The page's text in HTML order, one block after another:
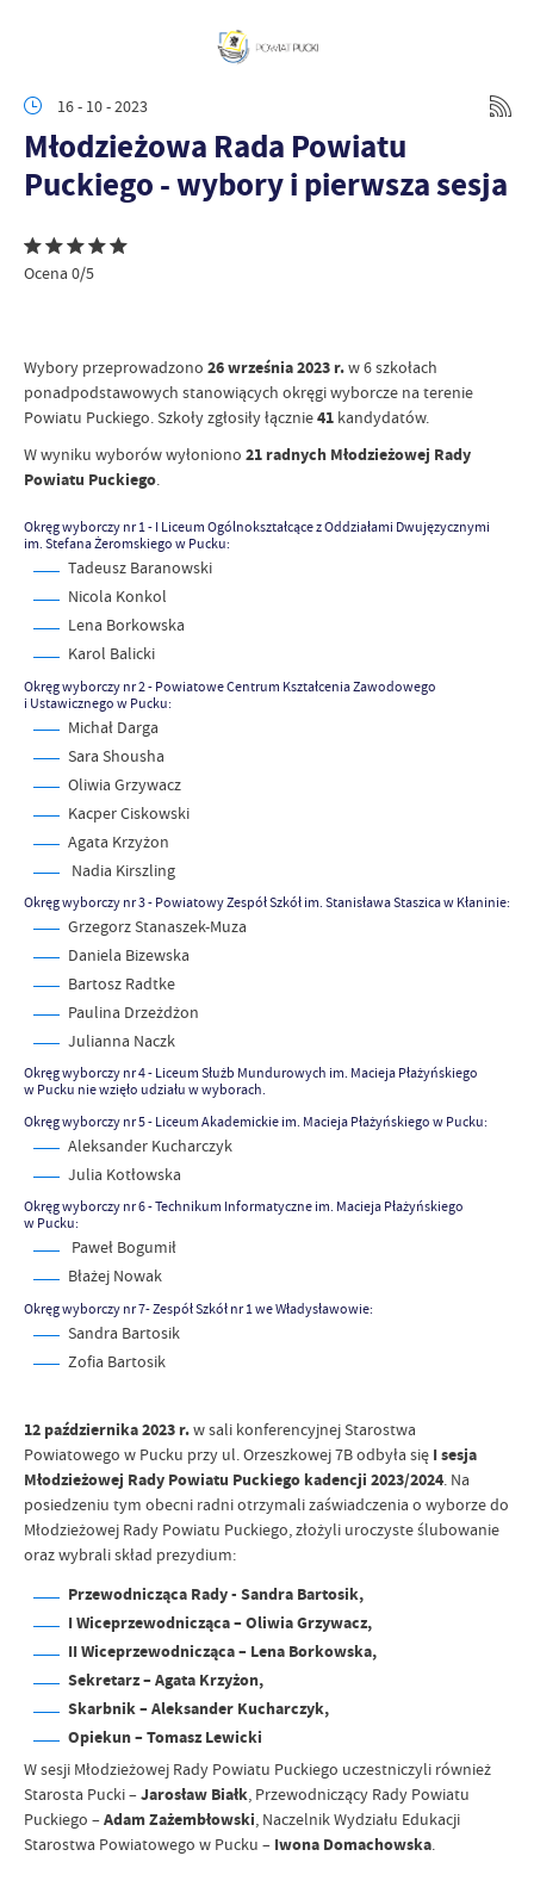
16 - 10 - 2023
Młodzieżowa Rada Powiatu
Puckiego - wybory i pierwsza sesja
Ocena 0/5
Wybory przeprowadzono 26 września 2023 r.w 6 szkołach
ponadpodstawowych stanowiących okręgi wyborcze na terenie
Powiatu Puckiego. Szkoły zgłosiły łącznie41 kandydatów.
W wyniku wyborów wyłoniono 21 radnych Młodzieżowej Rady
Powiatu Puckiego.
Okręg wyborczy nr 1 - I Liceum Ogólnokształcące z Oddziałami Dwujęzycznymi
im. Stefana Żeromskiego w Pucku:
Tadeusz Baranowski
Nicola Konkol
Lena Borkowska
Karol Balicki
Okręg wyborczy nr 2 - Powiatowe Centrum Kształcenia Zawodowego
i Ustawicznego w Pucku:
Michał Darga
Sara Shousha
Oliwia Grzywacz
Kacper Ciskowski
Agata Krzyżon
Nadia Kirszling
Okręg wyborczy nr 3 - Powiatowy Zespół Szkół im. Stanisława Staszica w Kłaninie:
Grzegorz Stanaszek-Muza
Daniela Bizewska
Bartosz Radtke
Paulina Drzeżdżon
Julianna Naczk
Okręg wyborczy nr 4 - Liceum Służb Mundurowych im. Macieja Płażyńskiego
w Pucku nie wzięło udziału w wyborach.
Okręg wyborczy nr 5 - Liceum Akademickie im. Macieja Płażyńskiego w Pucku:
Aleksander Kucharczyk
Julia Kotłowska
Okręg wyborczy nr 6 - Technikum Informatyczne im. Macieja Płażyńskiego
w Pucku:
Paweł Bogumił
Błażej Nowak
Okręg wyborczy nr 7- Zespół Szkół nr 1 we Władysławowie:
Sandra Bartosik
Zofia Bartosik
12 października 2023 r.w sali konferencyjnej Starostwa
Powiatowego w Pucku przy ul. Orzeszkowej 7B odbyła się I sesja
Młodzieżowej Rady Powiatu Puckiego kadencji 2023/2024 . Na
posiedzeniu tym obecni radni otrzymali zaświadczenia o wyborze do
Młodzieżowej Rady Powiatu Puckiego, złożyli uroczyste ślubowanie
oraz wybrali skład prezydium:
Przewodnicząca Rady - Sandra Bartosik,
I Wiceprzewodnicząca – Oliwia Grzywacz,
II Wiceprzewodnicząca – Lena Borkowska,
Sekretarz – Agata Krzyżon,
Skarbnik – Aleksander Kucharczyk,
Opiekun – Tomasz Lewicki
W sesji Młodzieżowej Rady Powiatu Puckiego uczestniczyli również
Starosta Pucki –Jarosław Białk , Przewodniczący Rady Powiatu
Puckiego –Adam Zażembłowski , Naczelnik Wydziału Edukacji
Starostwa Powiatowego w Pucku – Iwona Domachowska